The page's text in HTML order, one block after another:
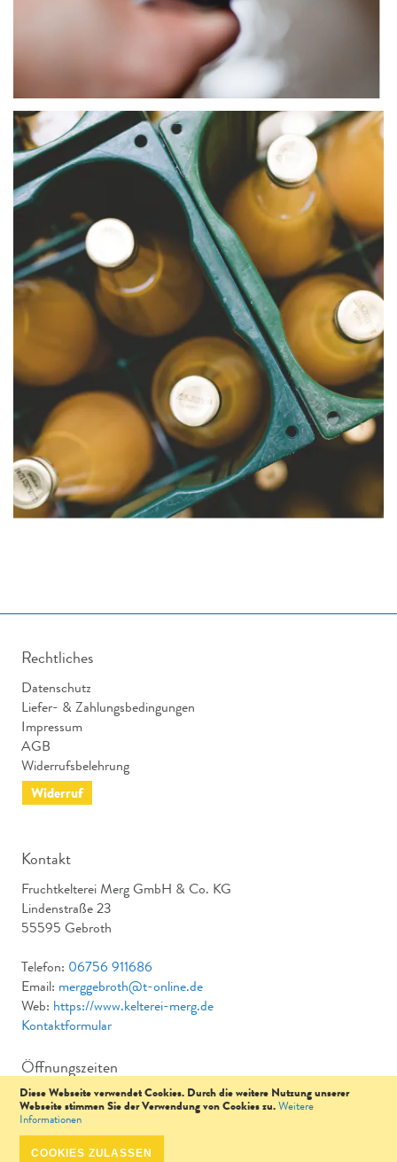
Diese Webseite verwendet Cookies. Durch die weitere Nutzung unserer
Webseite stimmen Sie der Verwendung von Cookies zu.Weitere
Informationen
COOKIES ZULASSEN
Rechtliches
Datenschutz
Liefer- & Zahlungsbedingungen
Impressum
AGB
Widerrufsbelehrung
Widerruf
Kontakt
Fruchtkelterei Merg GmbH & Co. KG
Lindenstraße 23
55595 Gebroth
Telefon: 06756 911686
Email: merggebroth@t-online.de
Web: https://www.kelterei-merg.de
Kontaktformular
Öffnungszeiten
Mo & Di: von 9 - 12:00 & 14 – 17:00 Uhr Mi: Geschlossen Do
& Fr: von 9 - 12:00 & 14 – 17:00 Uhr Sa: 9 - 12:00 Uhr